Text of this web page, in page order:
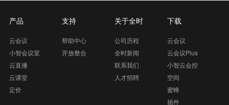
产品
云会议
小智会议室
云直播
云课堂
定价
支持
帮助中心
开放整合
关于全时
公司历程
全时新闻
联系我们
人才招聘
下载
云会议
云会议Plus
小智云会控
空间
蜜蜂
插件